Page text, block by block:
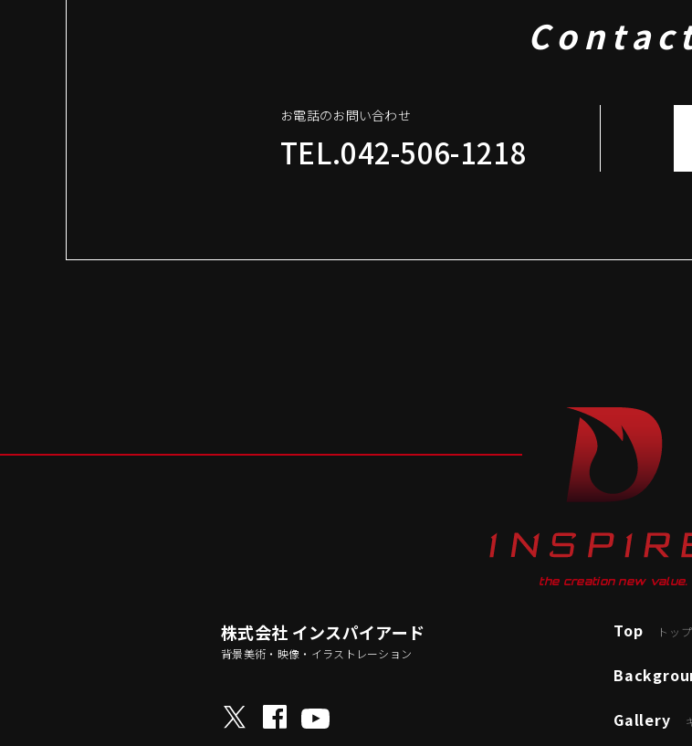
お電話のお問い合わせ
TEL.042-506-1218
the creation new value.
株式会社 インスパイアード
背景美術・映像・イラストレーション
Top トッ
Gallery